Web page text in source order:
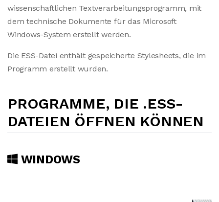
wissenschaftlichen Textverarbeitungsprogramm, mit
dem technische Dokumente für das Microsoft
Windows-System erstellt werden.
Die ESS-Datei enthält gespeicherte Stylesheets, die im
Programm erstellt wurden.
PROGRAMME, DIE .ESS-
DATEIEN ÖFFNEN KÖNNEN
WINDOWS